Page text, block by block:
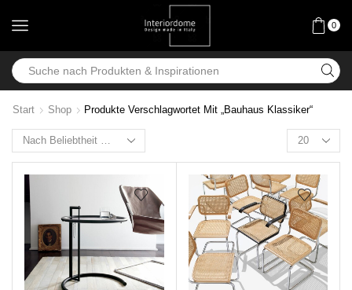
0
Start Shop Produkte Verschlagwortet Mit „Bauhaus Klassiker“